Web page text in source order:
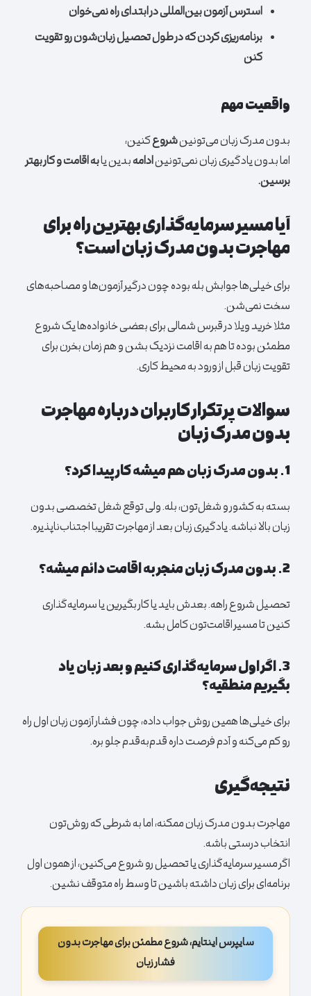
استرس آزمون بین‌المللی در ابتدای راه نمی‌خوان
برنامه‌ریزی کردن که در طول تحصیل زبان‌شون رو تقویت
کنن
واقعیت مهم
بدون مدرک زبان می‌تونینشروعکنین،
اما بدون یادگیری زبان نمی‌تونینادامهبدین یابه اقامت و کار بهتر
برسین.
آیا مسیر سرمایه‌گذاری بهترین راه برای
مهاجرت بدون مدرک زبان است؟
برای خیلی‌ها جوابش بله بوده چون درگیر آزمون‌ها و مصاحبه‌های
سخت نمی‌شن.
مثلا خرید ویلا در قبرس شمالی برای بعضی خانواده‌ها یک شروع
مطمئن بوده تا هم به اقامت نزدیک بشن و هم زمان بخرن برای
تقویت زبان قبل از ورود به محیط کاری.
سوالات پرتکرار کاربران درباره مهاجرت
بدون مدرک زبان
1. بدون مدرک زبان هم میشه کار پیدا کرد؟
بسته به کشور و شغل‌تون، بله. ولی توقع شغل تخصصی بدون
زبان بالا نباشه. یادگیری زبان بعد از مهاجرت تقریبا اجتناب‌ناپذیره.
2. بدون مدرک زبان منجر به اقامت دائم میشه؟
تحصیل شروع راهه. بعدش باید یا کار بگیرین یا سرمایه‌گذاری
کنین تا مسیر اقامت‌تون کامل بشه.
3. اگر اول سرمایه‌گذاری کنیم و بعد زبان یاد
بگیریم منطقیه؟
برای خیلی‌ها همین روش جواب داده، چون فشار آزمون زبان اول راه
رو کم می‌کنه و آدم فرصت داره قدم‌به‌قدم جلو بره.
نتیجه‌گیری
مهاجرت بدون مدرک زبان ممکنه، اما به شرطی که روش‌تون
انتخاب درستی باشه.
اگر مسیر سرمایه‌گذاری یا تحصیل رو شروع می‌کنین، از همون اول
برنامه‌ای برای زبان داشته باشین تا وسط راه متوقف نشین.
سایپرس اینتایم، شروع مطمئن برای مهاجرت بدون
فشار زبان